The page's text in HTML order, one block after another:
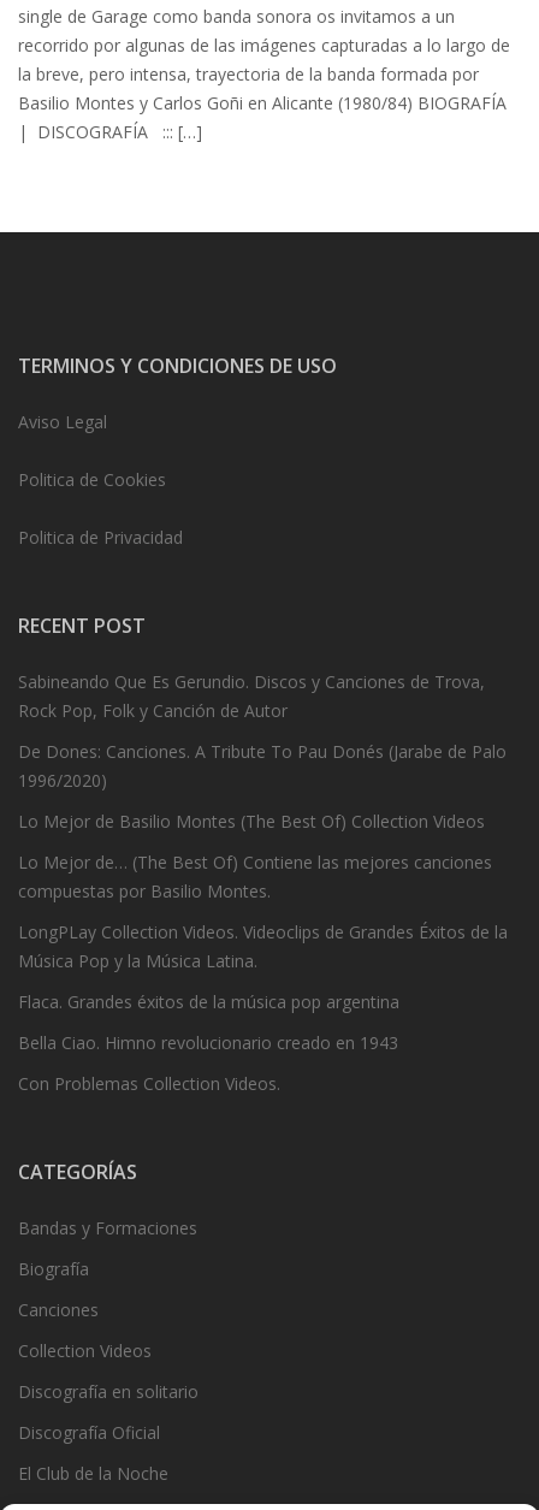
single de Garage como banda sonora os invitamos a un
recorrido por algunas de las imágenes capturadas a lo largo de
la breve, pero intensa, trayectoria de la banda formada por
Basilio Montes y Carlos Goñi en Alicante (1980/84) BIOGRAFÍA
| DISCOGRAFÍA ::: […]
TERMINOS Y CONDICIONES DE USO
Aviso Legal
Politica de Cookies
Politica de Privacidad
RECENT POST
Sabineando Que Es Gerundio. Discos y Canciones de Trova,
Rock Pop, Folk y Canción de Autor
De Dones: Canciones. A Tribute To Pau Donés (Jarabe de Palo
1996/2020)
Lo Mejor de Basilio Montes (The Best Of) Collection Videos
Lo Mejor de… (The Best Of) Contiene las mejores canciones
compuestas por Basilio Montes.
LongPLay Collection Videos. Videoclips de Grandes Éxitos de la
Música Pop y la Música Latina.
Flaca. Grandes éxitos de la música pop argentina
Bella Ciao. Himno revolucionario creado en 1943
Con Problemas Collection Videos.
CATEGORÍAS
Bandas y Formaciones
Biografía
Canciones
Collection Videos
Discografía en solitario
Discografía Oficial
El Club de la Noche